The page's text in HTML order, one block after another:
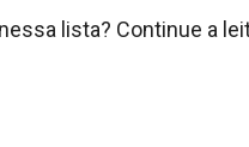
lista? Continue a